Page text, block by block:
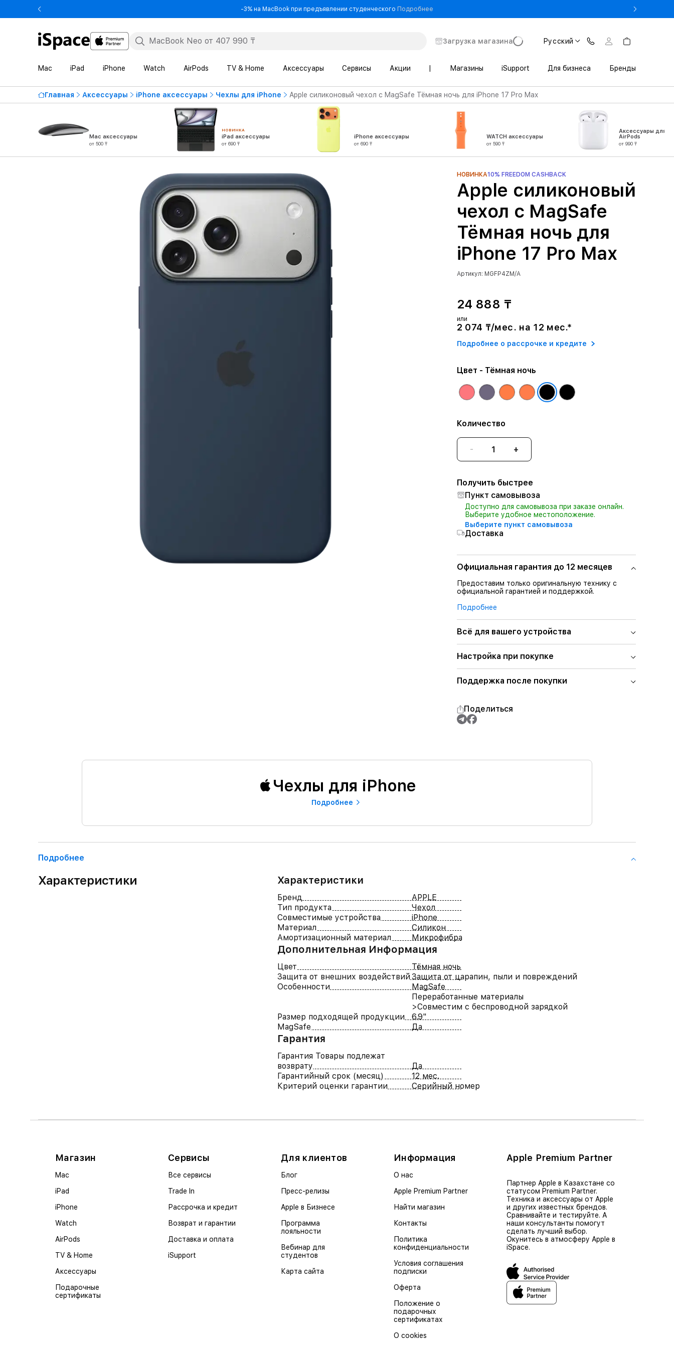
-3% на MacBook при предъявлении студенческого Подробнее
Загрузка магазина Русский
Mac iPad iPhone Watch AirPods TV & Home Аксессуары Сервисы Акции Магазины iSupport Для бизнеса Бренды
Главная Аксессуары iPhone аксессуары Чехлы для iPhone Apple силиконовый чехол с MagSafe Тёмная ночь для iPhone 17 Pro Max
Mac аксессуары
от 500 ₸
НОВИНКА
iPad аксессуары
от 690 ₸
iPhone аксессуары
от 690 ₸
WATCH аксессуары
от 590 ₸
Аксессуары для
AirPods
от 990 ₸
НОВИНКА10% FREEDOM CASHBACK
Apple силиконовый
чехол с MagSafe
Тёмная ночь для
iPhone 17 Pro Max
Артикул: MGFP4ZM/A
24 888 ₸
или
2 074 ₸/мес. на 12 мес.*
Подробнее о рассрочке и кредите
Цвет - Тёмная ночь
Количество
- +
Получить быстрее
Пункт самовывоза
Доступно для самовывоза при заказе онлайн.
Выберите удобное местоположение.
Выберите пункт самовывоза
Доставка
Официальная гарантия до 12 месяцев
Предоставим только оригинальную технику с
официальной гарантией и поддержкой.
Подробнее
Всё для вашего устройства
Настройка при покупке
Поддержка после покупки
Поделиться
Чехлы для iPhone
Подробнее
Подробнее
Характеристики Характеристики
Бренд
APPLE
Тип продукта
Чехол
Совместимые устройства
iPhone
Материал
Силикон
Амортизационный материал
Микрофибра
Дополнительная Информация
Цвет
Тёмная ночь
Защита от внешних воздействий Защита от царапин, пыли и повреждений
Особенности
MagSafe
Переработанные материалы
>Совместим с беспроводной зарядкой
Размер подходящей продукции
6.9"
MagSafe
Да
Гарантия
Гарантия Товары подлежат
возврату
Да
Гарантийный срок (месяц)
12 мес.
Критерий оценки гарантии
Серийный номер
Магазин
Mac
iPad
iPhone
Watch
AirPods
TV & Home
Аксессуары
Подарочные
сертификаты
Сервисы
Все сервисы
Trade In
Рассрочка и кредит
Возврат и гарантии
Доставка и оплата
iSupport
Для клиентов
Блог
Пресс-релизы
Apple в Бизнесе
Программа
лояльности
Вебинар для
студентов
Карта сайта
Информация
О нас
Apple Premium Partner
Найти магазин
Контакты
Политика
конфиденциальности
Условия соглашения
подписки
Оферта
Положение о
подарочных
сертификатах
О cookies
Apple Premium Partner
Партнер Apple в Казахстане со
статусом Premium Partner.
Техника и аксессуары от Apple
и других известных брендов.
Сравнивайте и тестируйте. А
наши консультанты помогут
сделать лучший выбор.
Окунитесь в атмосферу Apple в
iSpace.